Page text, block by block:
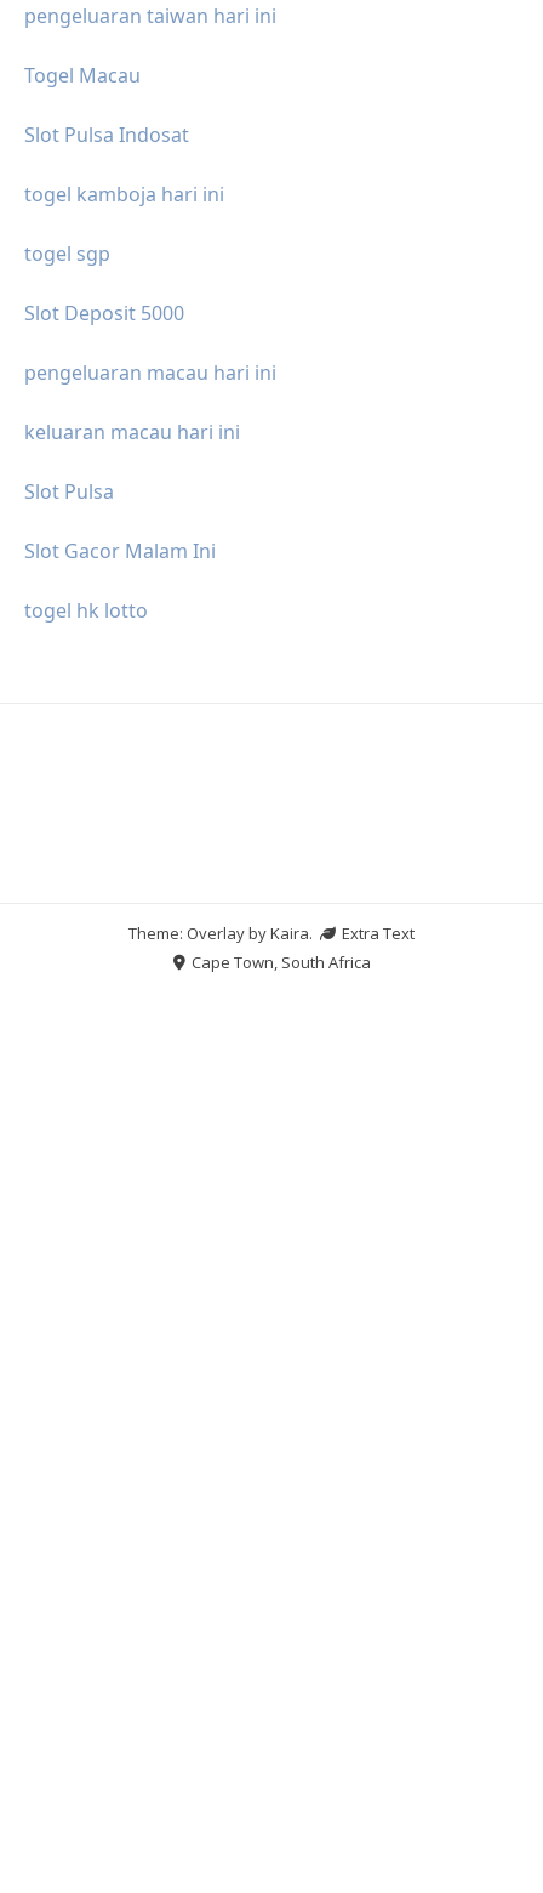
pengeluaran taiwan hari ini
Togel Macau
Slot Pulsa Indosat
togel kamboja hari ini
togel sgp
Slot Deposit 5000
pengeluaran macau hari ini
keluaran macau hari ini
Slot Pulsa
Slot Gacor Malam Ini
togel hk lotto
Theme: Overlay byKaira.
Extra Text
Cape Town, South Africa